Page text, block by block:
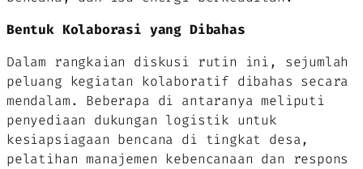
Bentuk Kolaborasi yang Dibahas
Dalam rangkaian diskusi rutin ini, sejumlah
peluang kegiatan kolaboratif dibahas secara
mendalam. Beberapa di antaranya meliputi
penyediaan dukungan logistik untuk
kesiapsiagaan bencana di tingkat desa,
pelatihan manajemen kebencanaan dan respons